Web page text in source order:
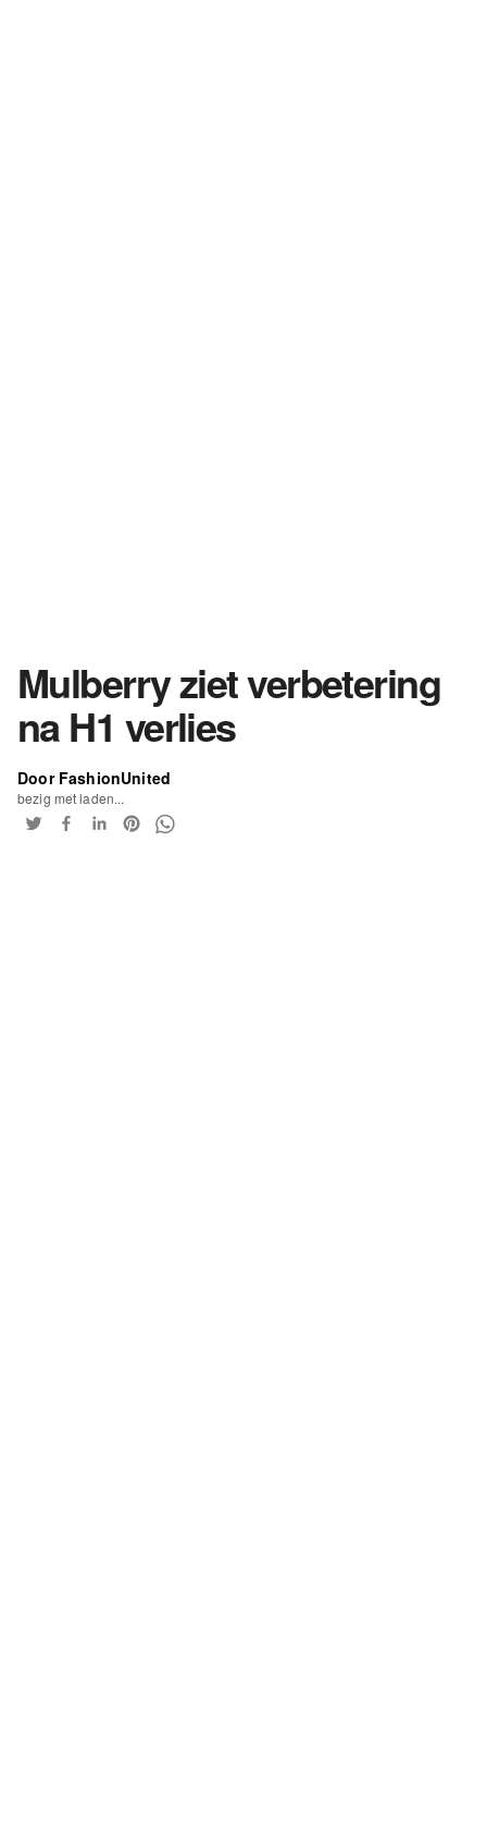
Mulberry ziet verbetering
na H1 verlies
Door FashionUnited
bezig met laden...